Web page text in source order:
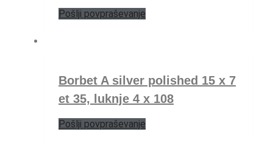
Pošlji povpraševanje
Borbet A silver polished 15 x 7
et 35, luknje 4 x 108
Pošlji povpraševanje